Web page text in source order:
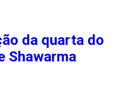
da quarta do
Shawarma